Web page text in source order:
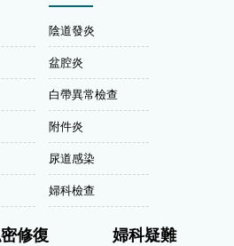
陰道發炎
盆腔炎
白帶異常檢查
附件炎
尿道感染
婦科檢查
修復 婦科疑難